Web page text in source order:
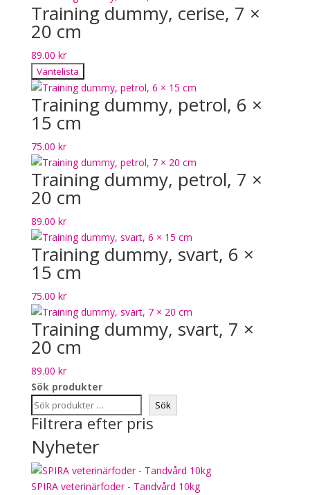
Training dummy, cerise, 7 ×
20 cm
89.00 kr
Väntelista
Training dummy, petrol, 6 ×
15 cm
75.00 kr
Training dummy, petrol, 7 ×
20 cm
89.00 kr
Training dummy, svart, 6 ×
15 cm
75.00 kr
Training dummy, svart, 7 ×
20 cm
89.00 kr
Sök produkter
Sök
Filtrera efter pris
Nyheter
SPIRA veterinärfoder - Tandvård 10kg